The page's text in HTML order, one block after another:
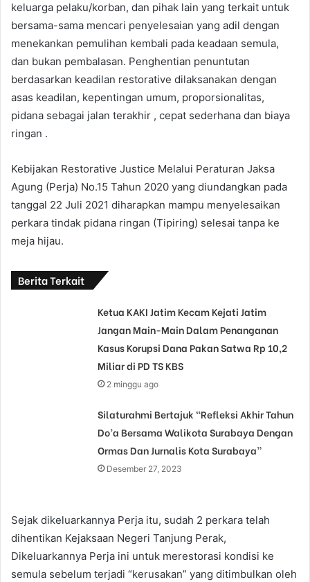
keluarga pelaku/korban, dan pihak lain yang terkait untuk
bersama-sama mencari penyelesaian yang adil dengan
menekankan pemulihan kembali pada keadaan semula,
dan bukan pembalasan. Penghentian penuntutan
berdasarkan keadilan restorative dilaksanakan dengan
asas keadilan, kepentingan umum, proporsionalitas,
pidana sebagai jalan terakhir , cepat sederhana dan biaya
ringan .
Kebijakan Restorative Justice Melalui Peraturan Jaksa
Agung (Perja) No.15 Tahun 2020 yang diundangkan pada
tanggal 22 Juli 2021 diharapkan mampu menyelesaikan
perkara tindak pidana ringan (Tipiring) selesai tanpa ke
meja hijau.
Berita Terkait
Ketua KAKI Jatim Kecam Kejati Jatim
Jangan Main-Main Dalam Penanganan
Kasus Korupsi Dana Pakan Satwa Rp 10,2
Miliar di PD TS KBS
2 minggu ago
Silaturahmi Bertajuk “Refleksi Akhir Tahun
Do’a Bersama Walikota Surabaya Dengan
Ormas Dan Jurnalis Kota Surabaya”
Desember 27, 2023
Sejak dikeluarkannya Perja itu, sudah 2 perkara telah
dihentikan Kejaksaan Negeri Tanjung Perak,
Dikeluarkannya Perja ini untuk merestorasi kondisi ke
semula sebelum terjadi “kerusakan” yang ditimbulkan oleh